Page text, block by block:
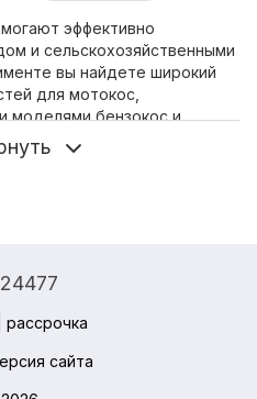
эффективно
и сельскохозяйственными
вы найдете широкий
для мотокос,
моделями бензокос и
работ
ремни, адаптеры,
и другие запчасти для
сайта